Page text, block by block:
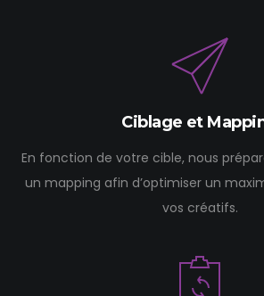
Ciblage et
En fonction de votre cible, nous
un mapping afin d’optimiser un
vos créatifs.